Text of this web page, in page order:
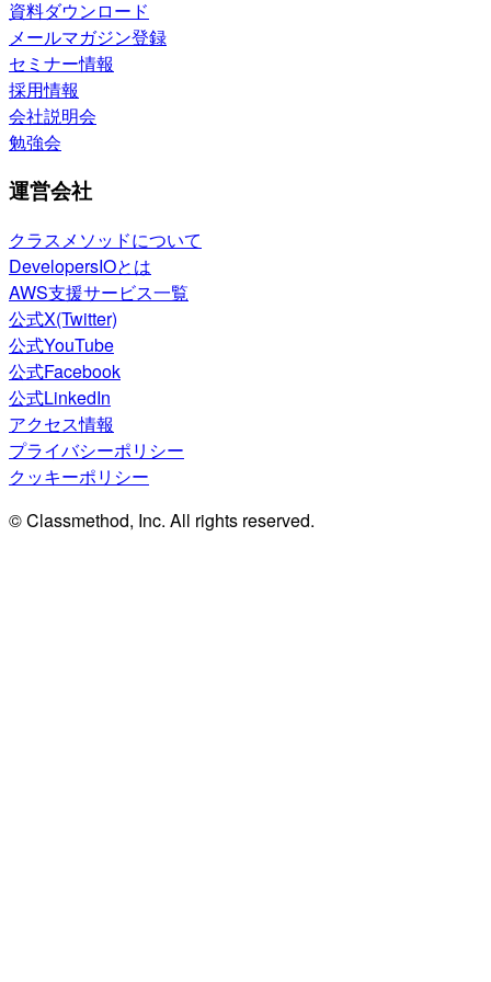
資料ダウンロード
メールマガジン登録
セミナー情報
採用情報
会社説明会
勉強会
運営会社
クラスメソッドについて
DevelopersIOとは
AWS支援サービス一覧
公式X(Twitter)
公式YouTube
公式Facebook
公式LinkedIn
アクセス情報
プライバシーポリシー
クッキーポリシー
© Classmethod, Inc. All rights reserved.